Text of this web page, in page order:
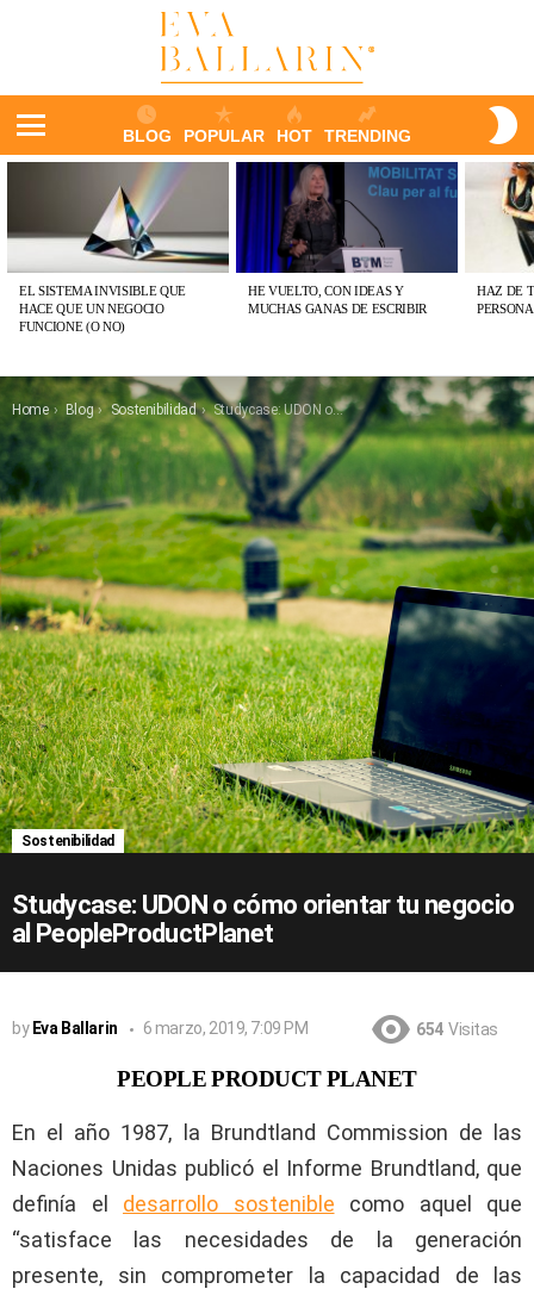
BLOG POPULAR HOT TRENDING
PUBLICACIONES
EL SISTEMA INVISIBLE QUE
HACE QUE UN NEGOCIO
FUNCIONE (O NO)
HE VUELTO, CON IDEAS Y
MUCHAS GANAS DE ESCRIBIR
HAZ DE
You are here:
Home Blog Sostenibilidad Studycase: UDON o cómo orientar tu negocio al PeopleProductPlanet
Sostenibilidad
Studycase: UDON o cómo orientar tu negocio
al PeopleProductPlanet
by Eva Ballarin 6 marzo, 2019, 7:09 PM 654 Visitas
PEOPLE PRODUCT PLANET
En el año 1987, la Brundtland Commission de las
Naciones Unidas publicó el Informe Brundtland, que
definía el desarrollo sostenible como aquel que
“satisface las necesidades de la generación
presente, sin comprometer la capacidad de las